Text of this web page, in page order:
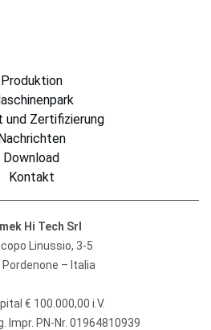
Produktion
und Zertifizierung
Download
Kontakt
Hi Tech Srl
Linussio, 3-5
Pordenone – Italia
€ 100.000,00 i.V.
Impr. PN-Nr. 01964810939